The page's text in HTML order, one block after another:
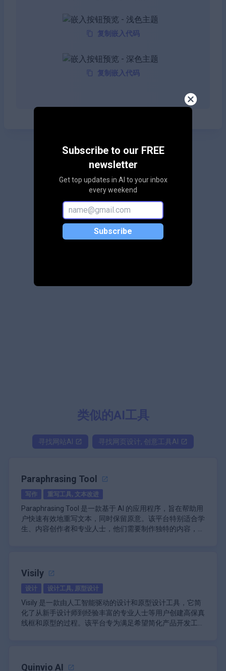
Subscribe to our FREE
newsletter
Get top updates in AI to your inbox
every weekend
Subscribe
复制嵌入代码
复制嵌入代码
类似的AI工具
寻找 网站 AI 寻找 网页设计, 创意工具 AI
Paraphrasing Tool
写作 重写工具, 文本改进
Paraphrasing Tool 是一款基于 AI 的应用程序，旨在帮助用
户快速有效地重写文本，同时保留原意。该平台特别适合学
生、内容创作者和专业人士，他们需要制作独特的内容，而
篇文章、论文或报告。此功能消除了手动重写长文档的繁琐
任务，使用户可以专注于工作的其他重要方面。该工具旨在
让所有人都能使用，无需注册或登录，这意味着用户在访问
平台后可以立即开始重写内容。
该应用程序提供多种针对不同需求的改写模式。例如，自由
改写模式非常适合快速和基本的改写任务，而文本改进模式
则通过改进文本结构和词汇来提高文本的整体质量。另一种
模式“近乎人类”旨在生成与人类写作非常相似的改写内容，
\n
Visily
设计 设计工具, 原型设计
Visily 是一款由人工智能驱动的设计和原型设计工具，它简
化了从新手设计师到经验丰富的专业人士等用户创建高保真
线框和原型的过程。该平台专为满足希望简化产品开发工作
识。
能将根据这些图像自动生成可自定义的线框。此“屏幕截图
Quinvio AI